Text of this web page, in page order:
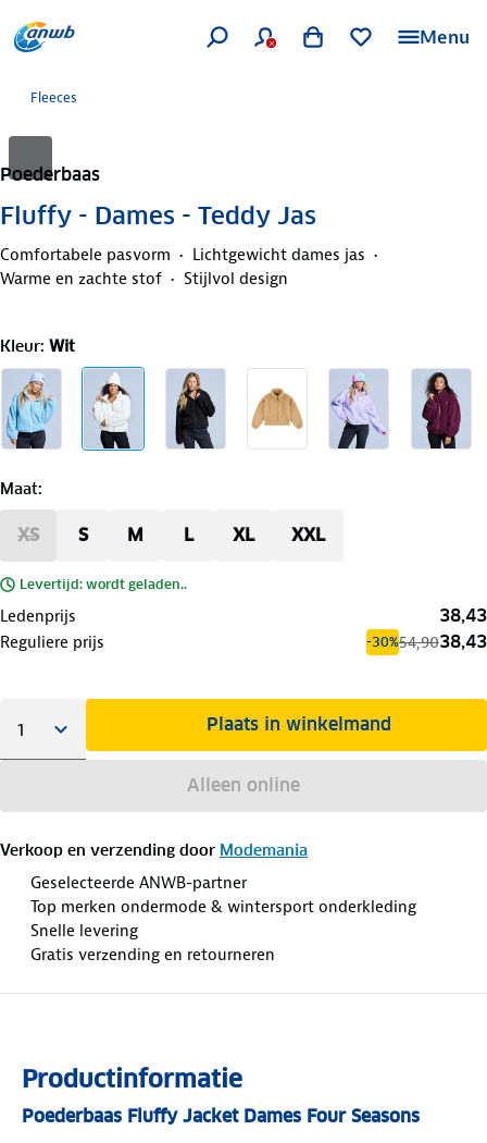
Menu
Fleeces
Poederbaas
Fluffy - Dames - Teddy Jas
Comfortabele pasvorm
Lichtgewicht dames jas
Warme en zachte stof
Stijlvol design
Kleur: Wit
Maat:
XS S M L XL XXL
Levertijd: wordt geladen..
Ledenprijs 38,43
Reguliere prijs -30%54,9038,43
Plaats in winkelmand
Alleen online
Verkoop en verzending door Modemania
Geselecteerde ANWB-partner
Top merken ondermode & wintersport onderkleding
Snelle levering
Gratis verzending en retourneren
Productinformatie
Poederbaas Fluffy Jacket Dames Four Seasons